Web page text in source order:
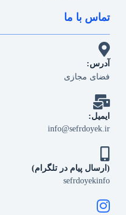
تماس با ما
آدرس:
فضای مجازی
ایمیل:
info@sefrdoyek.ir
(ارسال پیام در تلگرام)
sefrdoyekinfo